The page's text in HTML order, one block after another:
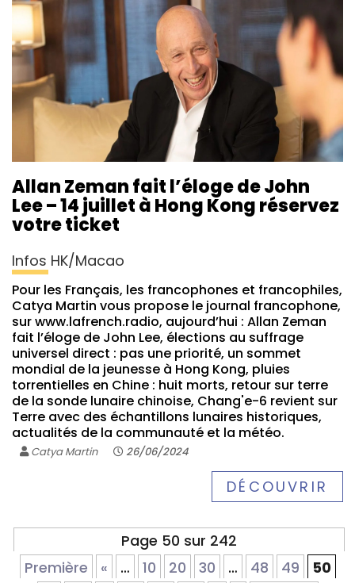
Allan Zeman fait l’éloge de John
Lee – 14 juillet à Hong Kong réservez
votre ticket
Infos HK/Macao
Pour les Français, les francophones et francophiles,
Catya Martin vous propose le journal francophone,
sur www.lafrench.radio, aujourd’hui : Allan Zeman
fait l’éloge de John Lee, élections au suffrage
universel direct : pas une priorité, un sommet
mondial de la jeunesse à Hong Kong, pluies
torrentielles en Chine : huit morts, retour sur terre
de la sonde lunaire chinoise, Chang'e-6 revient sur
Terre avec des échantillons lunaires historiques,
actualités de la communauté et la météo.
Catya Martin 26/06/2024
DÉCOUVRIR
Page 50 sur 242
Première
« … 10 20 30 … 48 49
50